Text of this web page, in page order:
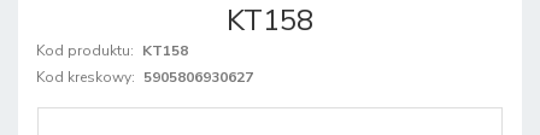
KT158
Kod produktu: KT158
Kod kreskowy: 5905806930627